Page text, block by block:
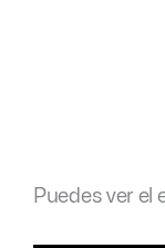
Puedes ver el